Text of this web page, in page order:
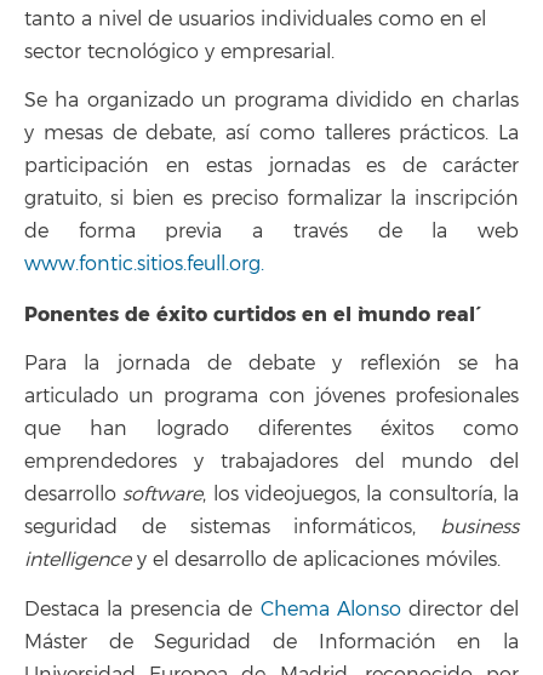
tanto a nivel de usuarios individuales como en el
sector tecnológico y empresarial.
Se ha organizado un programa dividido en charlas
y mesas de debate, así como talleres prácticos. La
participación en estas jornadas es de carácter
gratuito, si bien es preciso formalizar la inscripción
de forma previa a través de la web
www.fontic.sitios.feull.org.
Ponentes de éxito curtidos en el `mundo real´
Para la jornada de debate y reflexión se ha
articulado un programa con jóvenes profesionales
que han logrado diferentes éxitos como
emprendedores y trabajadores del mundo del
desarrollo software, los videojuegos, la consultoría, la
seguridad de sistemas informáticos, business
intelligencey el desarrollo de aplicaciones móviles.
Destaca la presencia de Chema Alonsodirector del
Máster de Seguridad de Información en la